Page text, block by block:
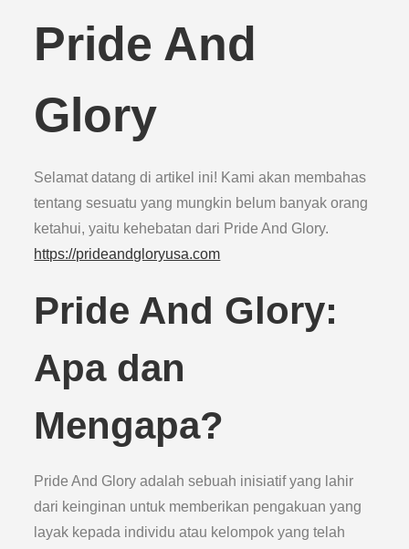
Pride And
Glory
Selamat datang di artikel ini! Kami akan membahas
tentang sesuatu yang mungkin belum banyak orang
ketahui, yaitu kehebatan dari Pride And Glory.
https://prideandgloryusa.com
Pride And Glory:
Apa dan
Mengapa?
Pride And Glory adalah sebuah inisiatif yang lahir
dari keinginan untuk memberikan pengakuan yang
layak kepada individu atau kelompok yang telah